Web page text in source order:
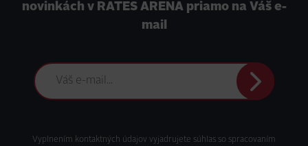
novinkách v RATES ARENA priamo na Váš e-
mail
Odoslať
Vyplnením kontaktných údajov vyjadrujete súhlas so spracovaním